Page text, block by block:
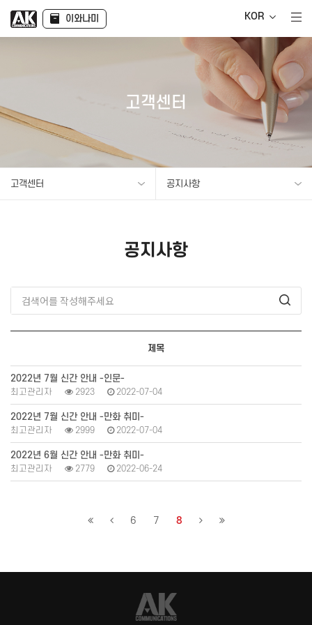
이와나미 KOR
고객센터
고객센터 공지사항
공지사항
제목
2022년 7월 신간 안내 -인문-
최고관리자 2923 2022-07-04
2022년 7월 신간 안내 -만화 취미-
최고관리자 2999 2022-07-04
2022년 6월 신간 안내 -만화 취미-
최고관리자 2779 2022-06-24
6 7 8